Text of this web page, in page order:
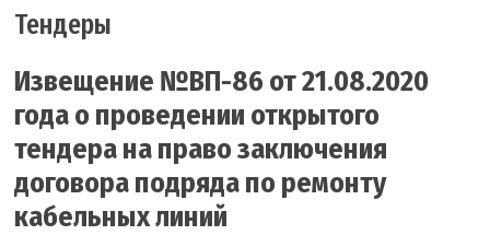
Тендеры
Извещение №ВП-86 от 21.08.2020
года о проведении открытого
тендера на право заключения
договора подряда по ремонту
кабельных линий